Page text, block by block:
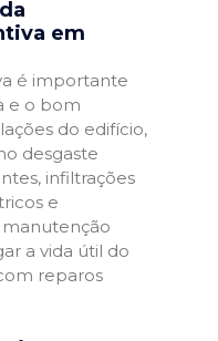
em
é importante
e o bom
do edifício,
desgaste
infiltrações
e
manutenção
a vida útil do
reparos